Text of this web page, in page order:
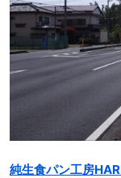
純生食パン工房